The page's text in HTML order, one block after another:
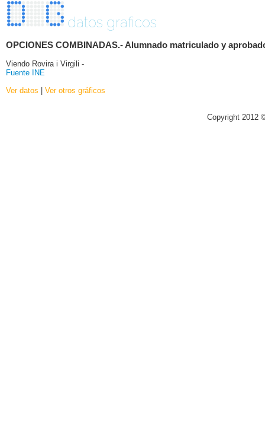
datos graficos
OPCIONES COMBINADAS.- Alumnado matriculado y
Viendo Rovira i Virgili -
Fuente INE
Ver datos | Ver otros gráficos
Copyright 2012